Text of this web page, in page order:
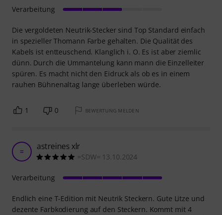
Die vergoldeten Neutrik-Stecker sind Top Standard einfach
in spezieller Thomann Farbe gehalten. Die Qualität des
Kabels ist entteuschend. Klanglich i. O. Es ist aber ziemlic
dünn. Durch die Ummantelung kann mann die Einzelleiter
spüren. Es macht nicht den Eidruck als ob es in einem
rauhen Bühnenaltag lange überleben würde.
Verarbeitung
1 0 BEWERTUNG MELDEN
= astreines xlr
=SDW= 13.10.2024
Endlich eine T-Edition mit Neutrik Steckern. Gute Litze und
dezente Farbkodierung auf den Steckern. Kommt mit 4
Verarbeitung